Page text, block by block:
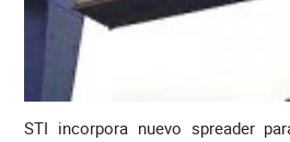
STI incorpora nuevo spreader